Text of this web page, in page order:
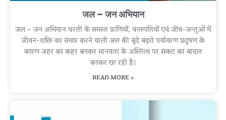
जल – जन अभियान
जल – जन अभियान धरती के समस्त प्राणियों, वनस्पतियों एवं जीव-जन्तुओं में
जीवन-शक्ति का संचार करने वाली जल की बूंदे बढ़ते पर्यावरण प्रदूषण के
कारण जहर का कहर बनकर मानवता के अस्तित्व पर संकट का बादल
बनकर छा रही है।
READ MORE »